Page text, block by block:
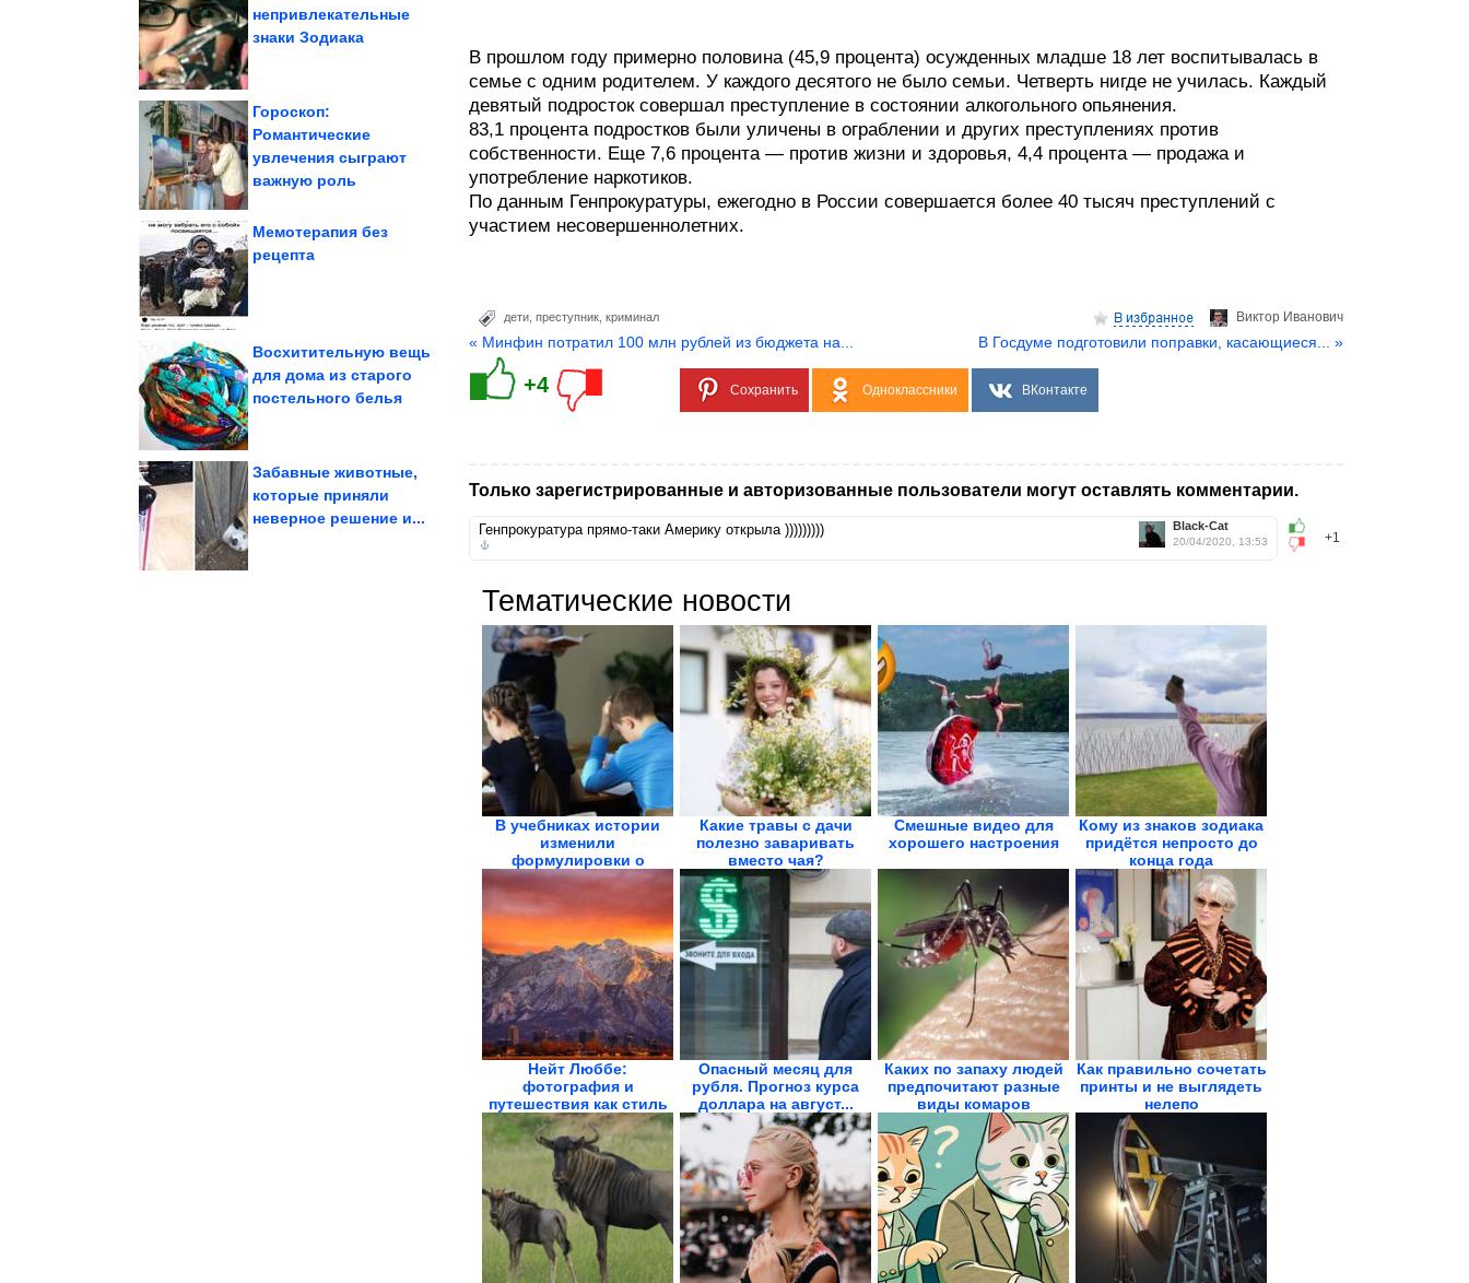
Немного жуткие вещи,
делает ваше...
непривлекательные
знаки Зодиака
Гороскоп:
Романтические
увлечения сыграют
важную роль
Мемотерапия без
рецепта
Почему изолента в
Восхитительную вещь
для дома из старого
постельного белья
заплатили за своих
Забавные животные,
которые приняли
неверное решение и...
В прошлом году примерно половина (45,9 процента) осужденных младше 18 лет воспитывалась в
семье с одним родителем. У каждого десятого не было семьи. Четверть нигде не училась. Каждый
девятый подросток совершал преступление в состоянии алкогольного опьянения.
83,1 процента подростков были уличены в ограблении и других преступлениях против
собственности. Еще 7,6 процента — против жизни и здоровья, 4,4 процента — продажа и
употребление наркотиков.
По данным Генпрокуратуры, ежегодно в России совершается более 40 тысяч преступлений с
участием несовершеннолетних.
Виктор Иванович
дети преступник криминал
« Минфин потратил 100 млн рублей из бюджета на... В Госдуме подготовили поправки, касающиеся... »
+4 Сохранить Одноклассники ВКонтакте
Только зарегистрированные и авторизованные пользователи могут оставлять комментарии.
+1
Black-Cat
20/04/2020, 13:53
Генпрокуратура прямо-таки Америку открыла )))))))))
Тематические новости
В учебниках истории
изменили
формулировки о
холопах,...
Какие травы с дачи
полезно заваривать
вместо чая?
Смешные видео для
хорошего настроения
Кому из знаков зодиака
придётся непросто до
конца года
Нейт Люббе:
фотография и
путешествия как стиль
жизни
Опасный месяц для
рубля. Прогноз курса
доллара на август...
Каких по запаху людей
предпочитают разные
виды комаров
Как правильно сочетать
принты и не выглядеть
нелепо